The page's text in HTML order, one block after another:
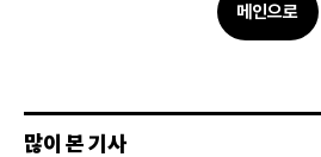
메인으로
많이 본 기사